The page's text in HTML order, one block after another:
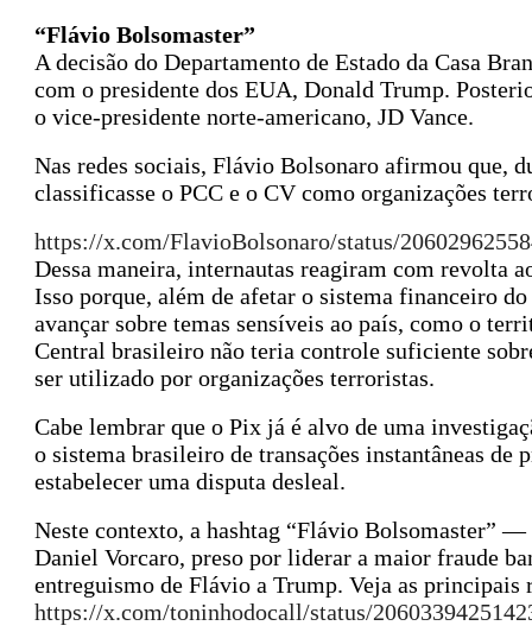
“Flávio Bolsomaster”
A decisão do Departamento de Estado da Casa
com o presidente dos EUA, Donald Trump.
o vice-presidente norte-americano, JD Vance.
Nas redes sociais, Flávio Bolsonaro afirmou que,
classificasse o PCC e o CV como organizações
https://x.com/FlavioBolsonaro/status/
Dessa maneira, internautas reagiram com revolta
Isso porque, além de afetar o sistema financeiro
avançar sobre temas sensíveis ao país, como o
Central brasileiro não teria controle suficiente
ser utilizado por organizações terroristas.
Cabe lembrar que o Pix já é alvo de uma
o sistema brasileiro de transações instantâneas de
estabelecer uma disputa desleal.
Neste contexto, a hashtag “Flávio Bolsomaster”
Daniel Vorcaro, preso por liderar a maior fraude
entreguismo de Flávio a Trump. Veja as principais
https://x.com/toninhodocall/status/